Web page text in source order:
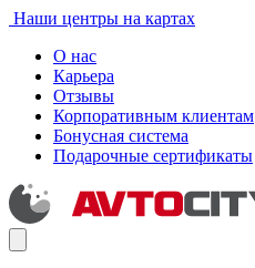
Наши центры на картах
О нас
Карьера
Отзывы
Корпоративным клиентам
Бонусная система
Подарочные сертификаты